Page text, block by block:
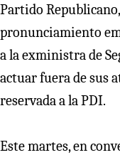
Partido
pronunciamiento
a la exministra de
actuar fuera de sus
reservada a la PDI.
Este martes, en